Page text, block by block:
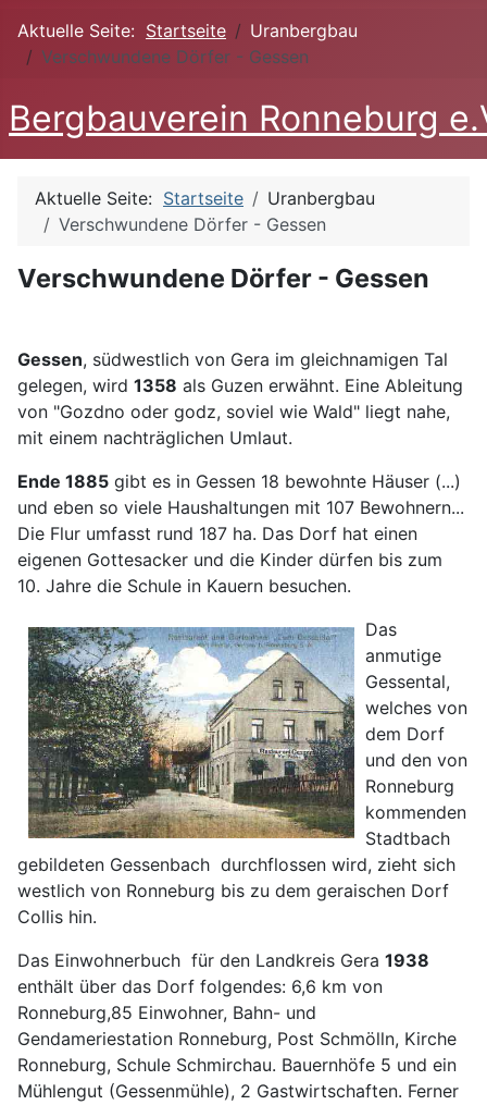
Aktuelle Seite: Startseite
Uranbergbau
Verschwundene Dörfer - Gessen
Bergbauverein Ronneburg
Aktuelle Seite: Startseite
Uranbergbau
Verschwundene Dörfer - Gessen
Verschwundene Dörfer - Gessen
Gessen, südwestlich von Gera im gleichnamigen Tal
gelegen, wird 1358 als Guzen erwähnt. Eine Ableitung
von "Gozdno oder godz, soviel wie Wald" liegt nahe,
mit einem nachträglichen Umlaut.
Ende 1885 gibt es in Gessen 18 bewohnte Häuser (...)
und eben so viele Haushaltungen mit 107 Bewohnern...
Die Flur umfasst rund 187 ha. Das Dorf hat einen
eigenen Gottesacker und die Kinder dürfen bis zum
10. Jahre die Schule in Kauern besuchen.
Das
anmutige
Gessental,
welches von
dem Dorf
und den von
Ronneburg
kommenden
Stadtbach
gebildeten Gessenbach durchflossen wird, zieht sich
westlich von Ronneburg bis zu dem geraischen Dorf
Collis hin.
Das Einwohnerbuch für den Landkreis Gera 1938
enthält über das Dorf folgendes: 6,6 km von
Ronneburg,85 Einwohner, Bahn- und
Gendameriestation Ronneburg, Post Schmölln, Kirche
Ronneburg, Schule Schmirchau. Bauernhöfe 5 und ein
Mühlengut (Gessenmühle), 2 Gastwirtschaften. Ferner